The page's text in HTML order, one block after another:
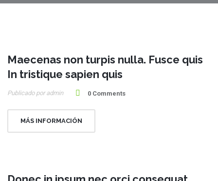
10
May
Maecenas non turpis nulla. Fusce quis
In tristique sapien quis
Publicado por admin 0 Comments
MÁS INFORMACIÓN